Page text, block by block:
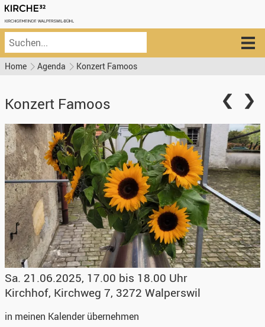
Home Agenda Konzert Famoos
Konzert Famoos
Sa. 21.06.2025, 17.00 bis 18.00 Uhr
Kirchhof, Kirchweg 7, 3272 Walperswil
in meinen Kalender übernehmen